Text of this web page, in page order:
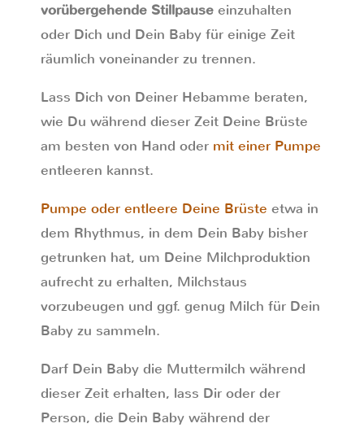
vorübergehende Stillpause einzuhalten
oder Dich und Dein Baby für einige Zeit
räumlich voneinander zu trennen.
Lass Dich von Deiner Hebamme beraten,
wie Du während dieser Zeit Deine Brüste
am besten von Hand oder mit einer Pumpe
entleeren kannst.
Pumpe oder entleere Deine Brüste etwa in
dem Rhythmus, in dem Dein Baby bisher
getrunken hat, um Deine Milchproduktion
aufrecht zu erhalten, Milchstaus
vorzubeugen und ggf. genug Milch für Dein
Baby zu sammeln.
Darf Dein Baby die Muttermilch während
dieser Zeit erhalten, lass Dir oder der
Person, die Dein Baby während der